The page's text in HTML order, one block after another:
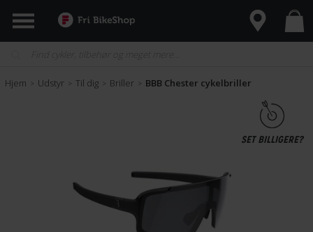
Hjem > Udstyr > Til dig > Briller > BBB Chester cykelbriller
SET BILLIGERE?